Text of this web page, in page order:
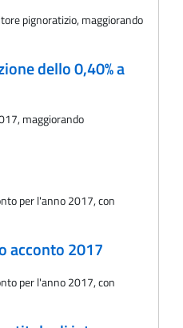
pignoratizio, maggiorando
dello 0,40% a
maggiorando
per l'anno 2017, con
acconto 2017
per l'anno 2017, con